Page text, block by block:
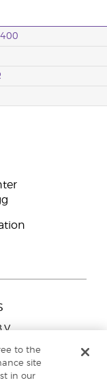
to the
site
in our